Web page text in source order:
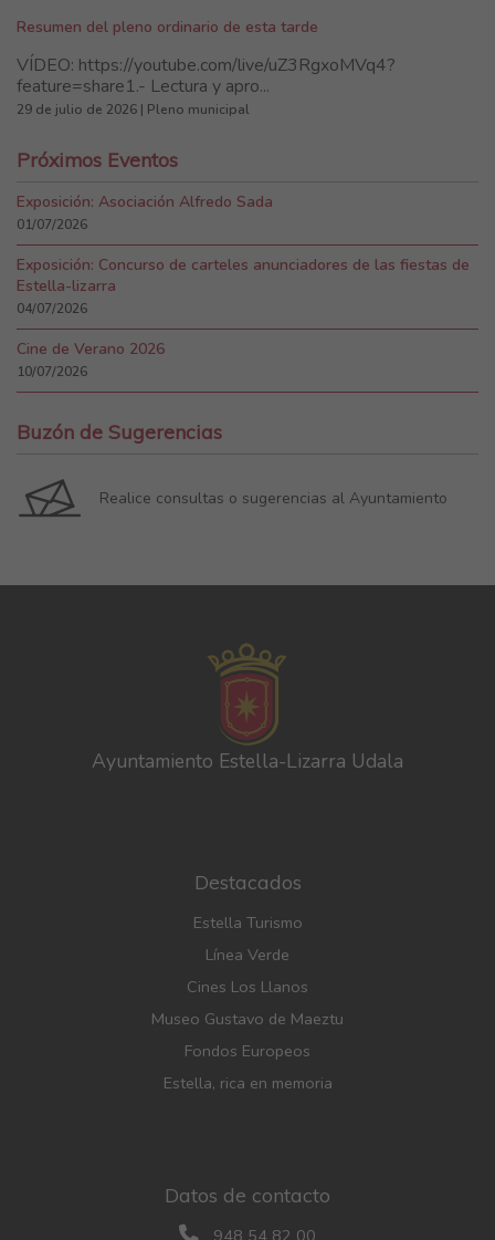
Resumen del pleno ordinario de esta tarde
VÍDEO: https://youtube.com/live/uZ3RgxoMVq4?
feature=share1.- Lectura y apro...
29 de julio de 2026 | Pleno municipal
Próximos Eventos
Exposición: Asociación Alfredo Sada
01/07/2026
Exposición: Concurso de carteles anunciadores de las fiestas de
Estella-lizarra
04/07/2026
Cine de Verano 2026
10/07/2026
Buzón de Sugerencias
Realice consultas o sugerencias al Ayuntamiento
Ayuntamiento Estella-Lizarra Udala
Destacados
Estella Turismo
Línea Verde
Cines Los Llanos
Museo Gustavo de Maeztu
Fondos Europeos
Estella, rica en memoria
Datos de contacto
948 54 82 00